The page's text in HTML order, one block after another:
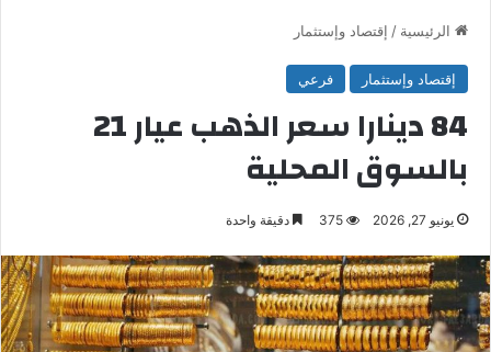
الرئيسية / إقتصاد وإستثمار
إقتصاد وإستثمار فرعي
84 دينارا سعر الذهب عيار 21
بالسوق المحلية
يونيو 27, 2026 375 دقيقة واحدة